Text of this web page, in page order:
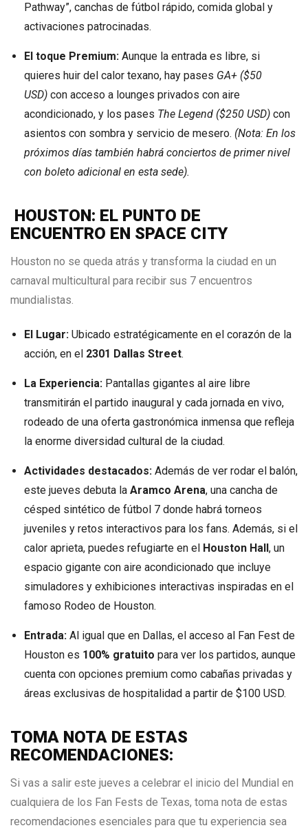
Pathway”, canchas de fútbol rápido, comida global y
activaciones patrocinadas.
El toque Premium: Aunque la entrada es libre, si
quieres huir del calor texano, hay pases GA+ ($50
USD) con acceso a lounges privados con aire
acondicionado, y los pases The Legend ($250 USD) con
asientos con sombra y servicio de mesero. (Nota: En los
próximos días también habrá conciertos de primer nivel
con boleto adicional en esta sede).
HOUSTON: EL PUNTO DE
ENCUENTRO EN SPACE CITY
Houston no se queda atrás y transforma la ciudad en un
carnaval multicultural para recibir sus 7 encuentros
mundialistas.
El Lugar: Ubicado estratégicamente en el corazón de la
acción, en el 2301 Dallas Street.
La Experiencia: Pantallas gigantes al aire libre
transmitirán el partido inaugural y cada jornada en vivo,
rodeado de una oferta gastronómica inmensa que refleja
la enorme diversidad cultural de la ciudad.
Actividades destacados: Además de ver rodar el balón,
este jueves debuta la Aramco Arena, una cancha de
césped sintético de fútbol 7 donde habrá torneos
juveniles y retos interactivos para los fans. Además, si el
calor aprieta, puedes refugiarte en el Houston Hall , un
espacio gigante con aire acondicionado que incluye
simuladores y exhibiciones interactivas inspiradas en el
famoso Rodeo de Houston.
Entrada: Al igual que en Dallas, el acceso al Fan Fest de
Houston es 100% gratuito para ver los partidos, aunque
cuenta con opciones premium como cabañas privadas y
áreas exclusivas de hospitalidad a partir de $100 USD.
TOMA NOTA DE ESTAS
RECOMENDACIONES:
Si vas a salir este jueves a celebrar el inicio del Mundial en
cualquiera de los Fan Fests de Texas, toma nota de estas
recomendaciones esenciales para que tu experiencia sea